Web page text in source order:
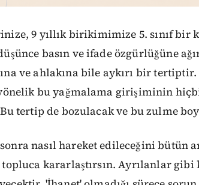
9 yıllık birikimimize 5. sınıf
basın ve ifade özgürlüğüne
ve ahlakına bile aykırı bir
yönelik bu yağmalama girişiminin
tertip de bozulacak ve bu zulme
nasıl hareket edileceğini bütün
topluca kararlaştırsın. Ayrılanlar